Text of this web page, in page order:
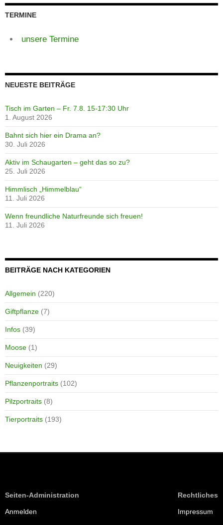
TERMINE
unsere Termine
NEUESTE BEITRÄGE
Tisch im Garten – Fr. 7.8. 15-17:30 Uhr
1. August 2026
Bahnt sich hier ein Drama an?
30. Juli 2026
Aktiv im Schaugarten – geht das so zu?
25. Juli 2026
Himmlisch „Himmelblau“
11. Juli 2026
Wenn freundliche Naturfreunde sich freuen!
11. Juli 2026
BEITRÄGE NACH KATEGORIEN
Allgemein (220)
Giftpflanze (7)
Infos (39)
Moose (1)
Neuigkeiten (29)
Pflanzenportraits (102)
Pilzportraits (8)
Tierportraits (193)
Seiten-Administration
Anmelden
Rechtliches
Impressum